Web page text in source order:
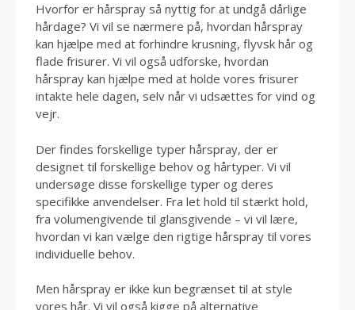
Hvorfor er hårspray så nyttig for at undgå dårlige
hårdage? Vi vil se nærmere på, hvordan hårspray
kan hjælpe med at forhindre krusning, flyvsk hår og
flade frisurer. Vi vil også udforske, hvordan
hårspray kan hjælpe med at holde vores frisurer
intakte hele dagen, selv når vi udsættes for vind og
vejr.
Der findes forskellige typer hårspray, der er
designet til forskellige behov og hårtyper. Vi vil
undersøge disse forskellige typer og deres
specifikke anvendelser. Fra let hold til stærkt hold,
fra volumengivende til glansgivende – vi vil lære,
hvordan vi kan vælge den rigtige hårspray til vores
individuelle behov.
Men hårspray er ikke kun begrænset til at style
vores hår. Vi vil også kigge på alternative